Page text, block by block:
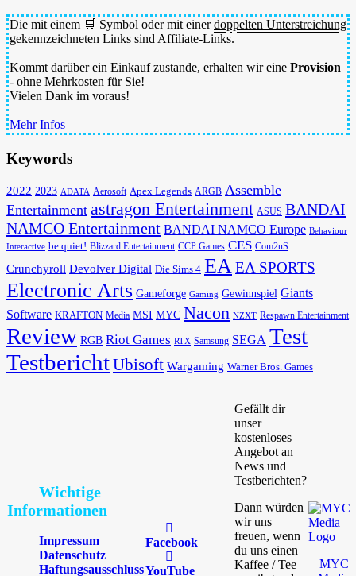
Die mit einem 🛒 Symbol oder mit einerdoppelten Unterstreichung
gekennzeichneten Links sind Affiliate-Links.
Kommt darüber ein Einkauf zustande, erhalten wir eine Provision
- ohne Mehrkosten für Sie!
Vielen Dank im voraus!
Mehr Infos
Keywords
2022 2023 ADATA Aerosoft Apex Legends ARGB Assemble
Entertainment astragon Entertainment ASUS BANDAI
NAMCO Entertainment BANDAI NAMCO Europe Behaviour
Interactive be quiet! Blizzard Entertainment CCP Games CES Com2uS
Crunchyroll Devolver Digital Die Sims 4 EAEA SPORTS
Electronic Arts Gameforge Gaming Gewinnspiel Giants
Software KRAFTON Media MSI MYC Nacon NZXT Respawn Entertainment
Review RGB Riot Games RTX Samsung SEGA Test
TestberichtUbisoft Wargaming Warner Bros. Games
Wichtige
Informationen
Impressum
Datenschutz
Haftungsausschluss
Facebook
YouTube
Gefällt dir
unser
kostenloses
Angebot an
News und
Testberichten?
Dann würden
wir uns
freuen, wenn
du uns einen
Kaffee / Tee
MYC